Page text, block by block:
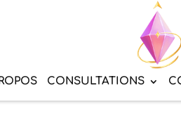
CONSULTATIONS